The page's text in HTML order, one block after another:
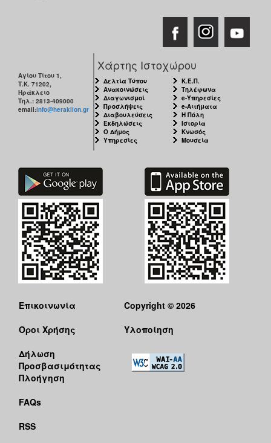
Αγίου Τίτου 1,
Τ.Κ. 71202,
Ηράκλειο
Τηλ.: 2813-409000
email:info@heraklion.gr
Χάρτης Ιστοχώρου
Δελτία Τύπου
Ανακοινώσεις
Διαγωνισμοί
Προσλήψεις
Διαβουλεύσεις
Εκδηλώσεις
Ο Δήμος
Υπηρεσίες
Κ.Ε.Π.
Τηλέφωνα
e-Υπηρεσίες
e-Αιτήματα
Η Πόλη
Ιστορία
Κνωσός
Μουσεία
Επικοινωνία
Όροι Χρήσης
Δήλωση
Προσβασιμότητας
Πλοήγηση
FAQs
RSS
Copyright © 2026
Υλοποίηση